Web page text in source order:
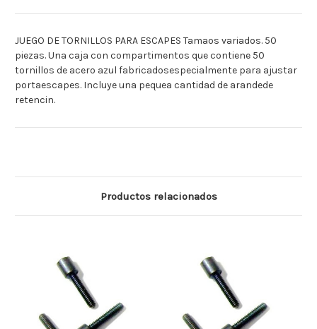
JUEGO DE TORNILLOS PARA ESCAPES Tamaos variados. 50
piezas. Una caja con compartimentos que contiene 50
tornillos de acero azul fabricadosespecialmente para ajustar
portaescapes. Incluye una pequea cantidad de arandede
retencin.
Productos relacionados